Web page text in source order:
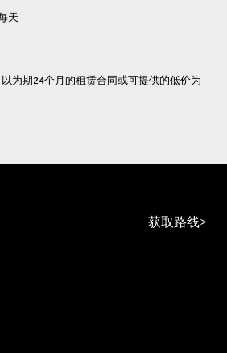
天
为期24个月的租赁合同或可提供的低价为
获取路线